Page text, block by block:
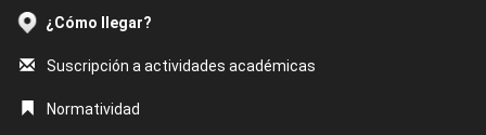
¿Cómo llegar?
Suscripción a actividades académicas
Normatividad